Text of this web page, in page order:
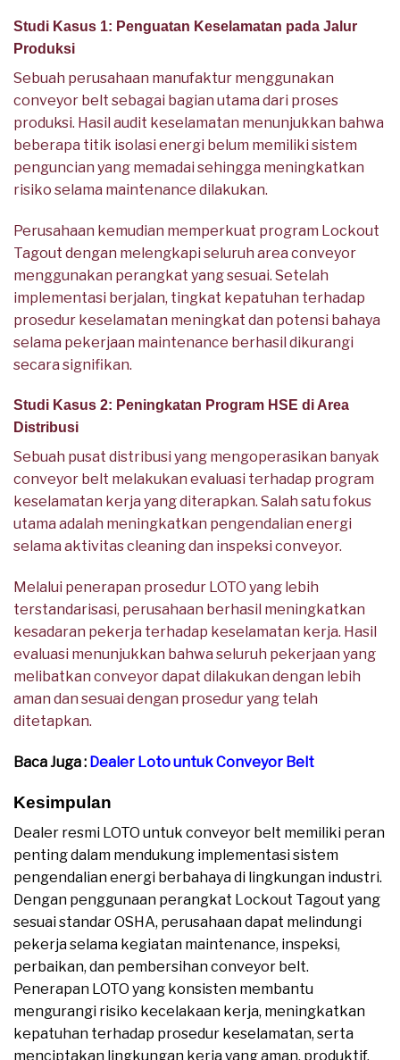
Studi Kasus 1: Penguatan Keselamatan pada Jalur
Produksi
Sebuah perusahaan manufaktur menggunakan
conveyor belt sebagai bagian utama dari proses
produksi. Hasil audit keselamatan menunjukkan bahwa
beberapa titik isolasi energi belum memiliki sistem
penguncian yang memadai sehingga meningkatkan
risiko selama maintenance dilakukan.
Perusahaan kemudian memperkuat program Lockout
Tagout dengan melengkapi seluruh area conveyor
menggunakan perangkat yang sesuai. Setelah
implementasi berjalan, tingkat kepatuhan terhadap
prosedur keselamatan meningkat dan potensi bahaya
selama pekerjaan maintenance berhasil dikurangi
secara signifikan.
Studi Kasus 2: Peningkatan Program HSE di Area
Distribusi
Sebuah pusat distribusi yang mengoperasikan banyak
conveyor belt melakukan evaluasi terhadap program
keselamatan kerja yang diterapkan. Salah satu fokus
utama adalah meningkatkan pengendalian energi
selama aktivitas cleaning dan inspeksi conveyor.
Melalui penerapan prosedur LOTO yang lebih
terstandarisasi, perusahaan berhasil meningkatkan
kesadaran pekerja terhadap keselamatan kerja. Hasil
evaluasi menunjukkan bahwa seluruh pekerjaan yang
melibatkan conveyor dapat dilakukan dengan lebih
aman dan sesuai dengan prosedur yang telah
ditetapkan.
Baca Juga : Dealer Loto untuk Conveyor Belt
Kesimpulan
Dealer resmi LOTO untuk conveyor belt memiliki peran
penting dalam mendukung implementasi sistem
pengendalian energi berbahaya di lingkungan industri.
Dengan penggunaan perangkat Lockout Tagout yang
sesuai standar OSHA, perusahaan dapat melindungi
pekerja selama kegiatan maintenance, inspeksi,
perbaikan, dan pembersihan conveyor belt.
Penerapan LOTO yang konsisten membantu
mengurangi risiko kecelakaan kerja, meningkatkan
kepatuhan terhadap prosedur keselamatan, serta
menciptakan lingkungan kerja yang aman, produktif,